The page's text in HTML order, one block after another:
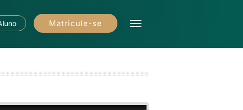
Matricule-se